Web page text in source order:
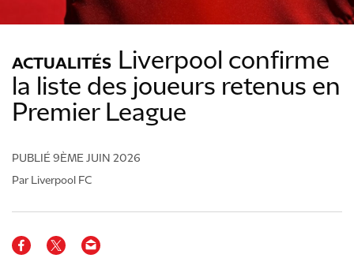
ACTUALITÉS Liverpool confirme
la liste des joueurs retenus en
Premier League
PUBLIÉ 9ÈME JUIN 2026
Par Liverpool FC